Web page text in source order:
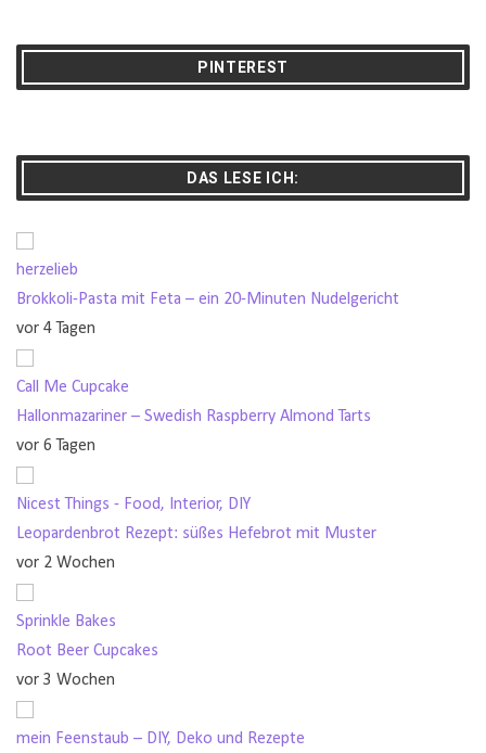
PINTEREST
DAS LESE ICH:
herzelieb
Brokkoli-Pasta mit Feta – ein 20-Minuten Nudelgericht
vor 4 Tagen
Call Me Cupcake
Hallonmazariner – Swedish Raspberry Almond Tarts
vor 6 Tagen
Nicest Things - Food, Interior, DIY
Leopardenbrot Rezept: süßes Hefebrot mit Muster
vor 2 Wochen
Sprinkle Bakes
Root Beer Cupcakes
vor 3 Wochen
mein Feenstaub – DIY, Deko und Rezepte